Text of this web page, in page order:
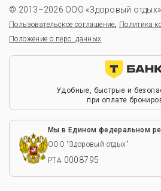
© 2013–2026 ООО «Здоровый отдых»
Пользовательское соглашение, Политика
Положение о перс. данных
Удобные, быстрые и
при оплате
Мы в Едином федеральном
ООО “Здоровый отдых”
РТА 0008795